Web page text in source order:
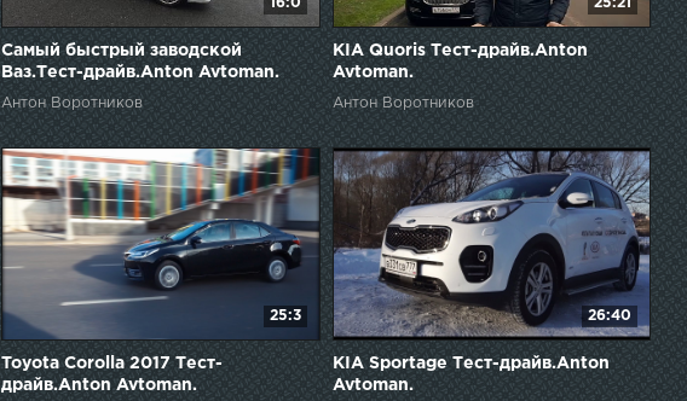
16:0
Самый быстрый заводской
Ваз.Тест-драйв.Anton Avtoman.
Антон Воротников
25:21
KIA Quoris Тест-драйв.Anton
Avtoman.
Антон Воротников
25:3
Toyota Corolla 2017 Тест-
драйв.Anton Avtoman.
26:40
KIA Sportage Тест-драйв.Anton
Avtoman.